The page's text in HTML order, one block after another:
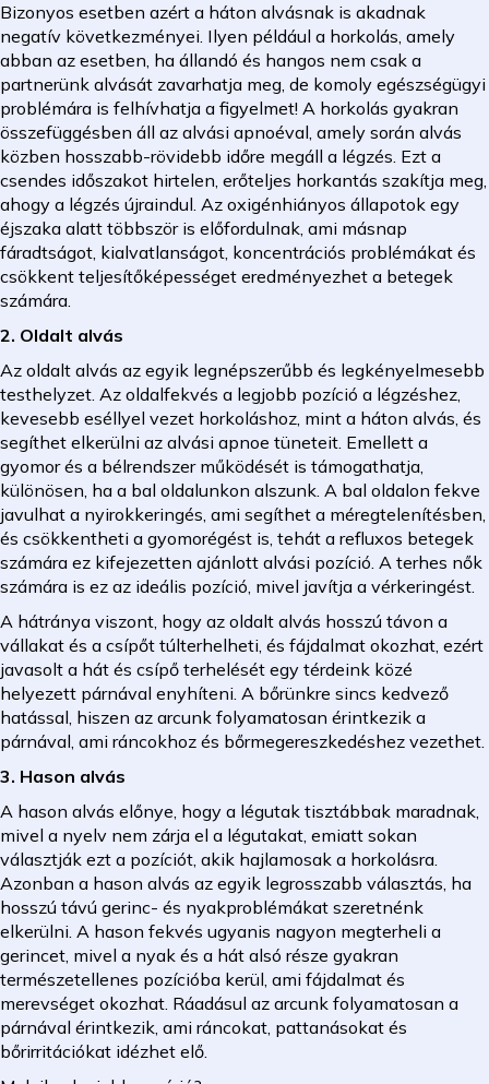
Bizonyos esetben azért a háton alvásnak is akadnak
negatív következményei. Ilyen például a horkolás, amely
abban az esetben, ha állandó és hangos nem csak a
partnerünk alvását zavarhatja meg, de komoly egészségügyi
problémára is felhívhatja a figyelmet! A horkolás gyakran
összefüggésben áll az alvási apnoéval, amely során alvás
közben hosszabb-rövidebb időre megáll a légzés. Ezt a
csendes időszakot hirtelen, erőteljes horkantás szakítja meg,
ahogy a légzés újraindul. Az oxigénhiányos állapotok egy
éjszaka alatt többször is előfordulnak, ami másnap
fáradtságot, kialvatlanságot, koncentrációs problémákat és
csökkent teljesítőképességet eredményezhet a betegek
számára.
2. Oldalt alvás
Az oldalt alvás az egyik legnépszerűbb és legkényelmesebb
testhelyzet. Az oldalfekvés a legjobb pozíció a légzéshez,
kevesebb eséllyel vezet horkoláshoz, mint a háton alvás, és
segíthet elkerülni az alvási apnoe tüneteit. Emellett a
gyomor és a bélrendszer működését is támogathatja,
különösen, ha a bal oldalunkon alszunk. A bal oldalon fekve
javulhat a nyirokkeringés, ami segíthet a méregtelenítésben,
és csökkentheti a gyomorégést is, tehát a refluxos betegek
számára ez kifejezetten ajánlott alvási pozíció. A terhes nők
számára is ez az ideális pozíció, mivel javítja a vérkeringést.
A hátránya viszont, hogy az oldalt alvás hosszú távon a
vállakat és a csípőt túlterhelheti, és fájdalmat okozhat, ezért
javasolt a hát és csípő terhelését egy térdeink közé
helyezett párnával enyhíteni. A bőrünkre sincs kedvező
hatással, hiszen az arcunk folyamatosan érintkezik a
párnával, ami ráncokhoz és bőrmegereszkedéshez vezethet.
3. Hason alvás
A hason alvás előnye, hogy a légutak tisztábbak maradnak,
mivel a nyelv nem zárja el a légutakat, emiatt sokan
választják ezt a pozíciót, akik hajlamosak a horkolásra.
Azonban a hason alvás az egyik legrosszabb választás, ha
hosszú távú gerinc- és nyakproblémákat szeretnénk
elkerülni. A hason fekvés ugyanis nagyon megterheli a
gerincet, mivel a nyak és a hát alsó része gyakran
természetellenes pozícióba kerül, ami fájdalmat és
merevséget okozhat. Ráadásul az arcunk folyamatosan a
párnával érintkezik, ami ráncokat, pattanásokat és
bőrirritációkat idézhet elő.